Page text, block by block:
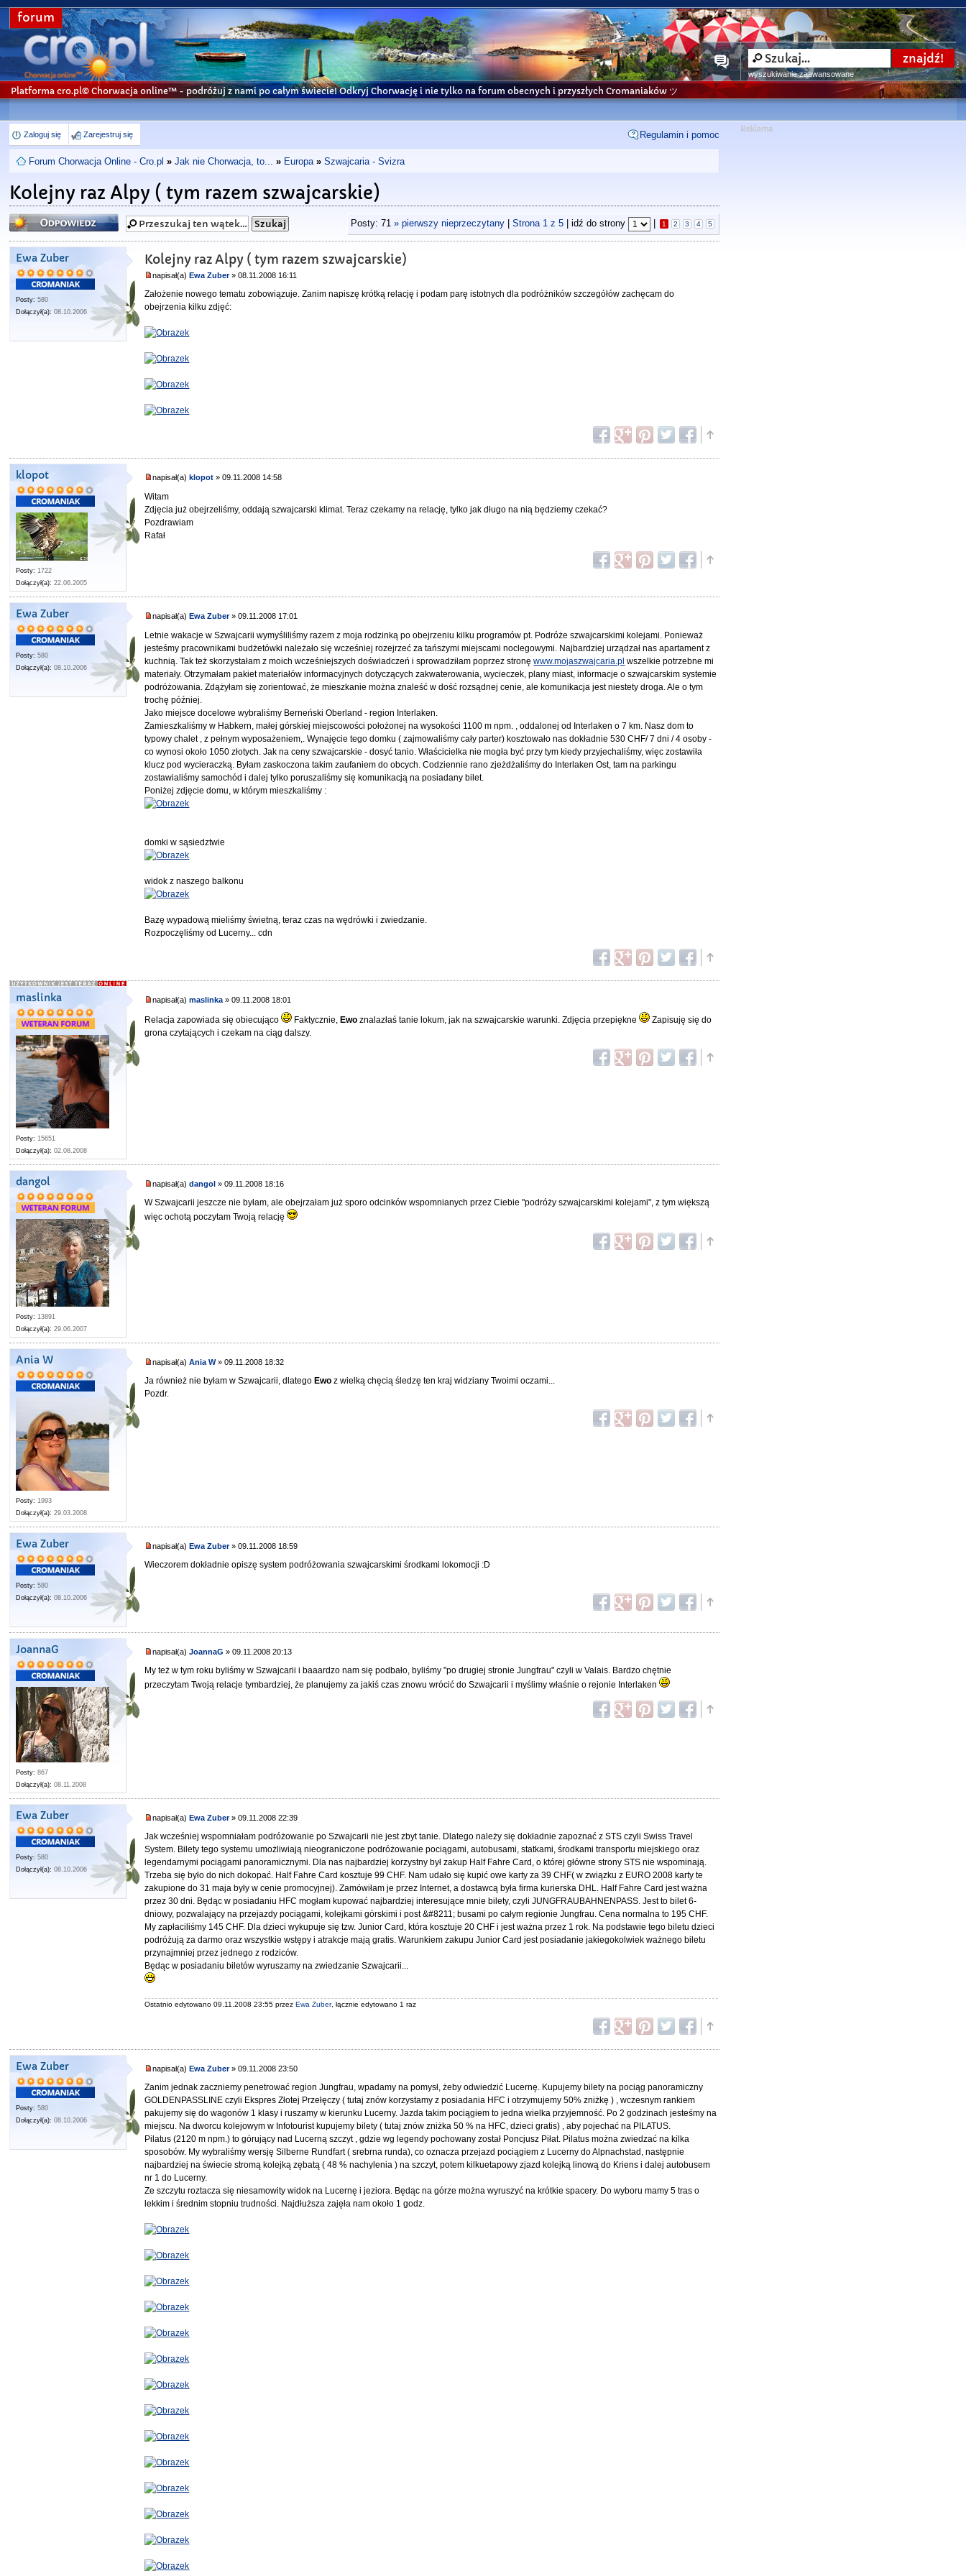
forum
wyszukiwanie zaawansowane
Platforma cro.pl© Chorwacja online™ - podróżuj z nami po całym świecie! Odkryj Chorwację i nie tylko na forum obecnych i przyszłych Cromaniaków ツ
Zaloguj się Zarejestruj się Regulamin i pomoc
Forum Chorwacja Online - Cro.pl » Jak nie Chorwacja, to... » Europa » Szwajcaria - Svizra
Kolejny raz Alpy ( tym razem szwajcarskie)
Odpowiedz Posty: 71 » pierwszy nieprzeczytany| Strona 1z 5| idź do strony 1 2 3 4 5
Ewa Zuber
Posty: 580
Dołączył(a): 08.10.2006
Kolejny raz Alpy ( tym razem szwajcarskie)
napisał(a)Ewa Zuber» 08.11.2008 16:11
Założenie nowego tematu zobowiązuje. Zanim napiszę krótką relację i podam parę istotnych dla podróżników szczegółów zachęcam do
obejrzenia kilku zdjęć:
klopot
Posty: 1722
Dołączył(a): 22.06.2005
napisał(a) klopot » 09.11.2008 14:58
Witam
Zdjęcia już obejrzeliśmy, oddają szwajcarski klimat. Teraz czekamy na relację, tylko jak długo na nią będziemy czekać?
Pozdrawiam
Rafał
Ewa Zuber
Posty: 580
Dołączył(a): 08.10.2006
napisał(a) Ewa Zuber» 09.11.2008 17:01
Letnie wakacje w Szwajcarii wymyśliliśmy razem z moja rodzinką po obejrzeniu kilku programów pt. Podróże szwajcarskimi kolejami. Ponieważ
jesteśmy pracownikami budżetówki należało się wcześniej rozejrzeć za tańszymi miejscami noclegowymi. Najbardziej urządzał nas apartament z
kuchnią. Tak też skorzystałam z moich wcześniejszych doświadczeń i sprowadziłam poprzez stronęwww.mojaszwajcaria.pl wszelkie potrzebne mi
materiały. Otrzymałam pakiet materiałów informacyjnych dotyczących zakwaterowania, wycieczek, plany miast, informacje o szwajcarskim systemie
podróżowania. Zdążyłam się zorientować, że mieszkanie można znaleść w dość rozsądnej cenie, ale komunikacja jest niestety droga. Ale o tym
trochę później.
Jako miejsce docelowe wybraliśmy Berneński Oberland - region Interlaken.
Zamieszkaliśmy w Habkern, małej górskiej miejscowości położonej na wysokości 1100 m npm. , oddalonej od Interlaken o 7 km. Nasz dom to
typowy chalet , z pełnym wyposażeniem,. Wynajęcie tego domku ( zajmowaliśmy cały parter) kosztowało nas dokładnie 530 CHF/ 7 dni / 4 osoby -
co wynosi około 1050 złotych. Jak na ceny szwajcarskie - dosyć tanio. Właścicielka nie mogła być przy tym kiedy przyjechaliśmy, więc zostawiła
klucz pod wycieraczką. Byłam zaskoczona takim zaufaniem do obcych. Codziennie rano zjeżdżaliśmy do Interlaken Ost, tam na parkingu
zostawialiśmy samochód i dalej tylko poruszaliśmy się komunikacją na posiadany bilet.
Poniżej zdjęcie domu, w którym mieszkaliśmy :
domki w sąsiedztwie
widok z naszego balkonu
Bazę wypadową mieliśmy świetną, teraz czas na wędrówki i zwiedzanie.
Rozpoczęliśmy od Lucerny... cdn
maslinka
Posty: 15651
Dołączył(a): 02.08.2008
napisał(a)maslinka » 09.11.2008 18:01
Relacja zapowiada się obiecująco Faktycznie, Ewo znalazłaś tanie lokum, jak na szwajcarskie warunki. Zdjęcia przepiękne
Zapisuję się do
grona czytających i czekam na ciąg dalszy.
dangol
Posty: 13891
Dołączył(a): 29.06.2007
napisał(a)dangol » 09.11.2008 18:16
W Szwajcarii jeszcze nie byłam, ale obejrzałam już sporo odcinków wspomnianych przez Ciebie "podróży szwajcarskimi kolejami", z tym większą
więc ochotą poczytam Twoją relację
Ania W
Posty: 1993
Dołączył(a): 29.03.2008
napisał(a)Ania W» 09.11.2008 18:32
Ja również nie byłam w Szwajcarii, dlatego Ewo z wielką chęcią śledzę ten kraj widziany Twoimi oczami...
Pozdr.
Ewa Zuber
Posty: 580
Dołączył(a): 08.10.2006
napisał(a)Ewa Zuber» 09.11.2008 18:59
Wieczorem dokładnie opiszę system podróżowania szwajcarskimi środkami lokomocji :D
JoannaG
Posty: 867
Dołączył(a): 08.11.2008
napisał(a)JoannaG » 09.11.2008 20:13
My też w tym roku byliśmy w Szwajcarii i baaardzo nam się podbało, byliśmy "po drugiej stronie Jungfrau" czyli w Valais. Bardzo chętnie
przeczytam Twoją relacje tymbardziej, że planujemy za jakiś czas znowu wrócić do Szwajcarii i myślimy właśnie o rejonie Interlaken
Ewa Zuber
Posty: 580
Dołączył(a): 08.10.2006
napisał(a)Ewa Zuber» 09.11.2008 22:39
Jak wcześniej wspomniałam podróżowanie po Szwajcarii nie jest zbyt tanie. Dlatego należy się dokładnie zapoznać z STS czyli Swiss Travel
System. Bilety tego systemu umożliwiają nieograniczone podróżowanie pociągami, autobusami, statkami, środkami transportu miejskiego oraz
legendarnymi pociągami panoramicznymi. Dla nas najbardziej korzystny był zakup Half Fahre Card, o której główne strony STS nie wspominają.
Trzeba się było do nich dokopać. Half Fahre Card kosztuje 99 CHF. Nam udało się kupić owe karty za 39 CHF( w związku z EURO 2008 karty te
zakupione do 31 maja były w cenie promocyjnej). Zamówiłam je przez Internet, a dostawcą była firma kurierska DHL. Half Fahre Card jest ważna
przez 30 dni. Będąc w posiadaniu HFC mogłam kupować najbardziej interesujące mnie bilety, czyli JUNGFRAUBAHNENPASS. Jest to bilet 6-
dniowy, pozwalający na przejazdy pociągami, kolejkami górskimi i post &#8211; busami po całym regionie Jungfrau. Cena normalna to 195 CHF.
My zapłaciliśmy 145 CHF. Dla dzieci wykupuje się tzw. Junior Card, która kosztuje 20 CHF i jest ważna przez 1 rok. Na podstawie tego biletu dzieci
podróżują za darmo oraz wszystkie wstępy i atrakcje mają gratis. Warunkiem zakupu Junior Card jest posiadanie jakiegokolwiek ważnego biletu
przynajmniej przez jednego z rodziców.
Będąc w posiadaniu biletów wyruszamy na zwiedzanie Szwajcarii...
Ostatnio edytowano 09.11.2008 23:55 przezEwa Zuber, łącznie edytowano 1 raz
Ewa Zuber
Posty: 580
Dołączył(a): 08.10.2006
napisał(a)Ewa Zuber» 09.11.2008 23:50
Zanim jednak zaczniemy penetrować region Jungfrau, wpadamy na pomysł, żeby odwiedzić Lucernę. Kupujemy bilety na pociąg panoramiczny
GOLDENPASSLINE czyli Ekspres Złotej Przełęczy ( tutaj znów korzystamy z posiadania HFC i otrzymujemy 50% zniżkę ) , wczesnym rankiem
pakujemy się do wagonów 1 klasy i ruszamy w kierunku Lucerny. Jazda takim pociągiem to jedna wielka przyjemność. Po 2 godzinach jesteśmy na
miejscu. Na dworcu kolejowym w Infotourist kupujemy bilety ( tutaj znów zniżka 50 % na HFC, dzieci gratis) , aby pojechać na PILATUS.
Pilatus (2120 m npm.) to górujący nad Lucerną szczyt , gdzie wg legendy pochowany został Poncjusz Piłat. Pilatus można zwiedzać na kilka
sposobów. My wybraliśmy wersję Silberne Rundfart ( srebrna runda), co oznacza przejazd pociągiem z Lucerny do Alpnachstad, następnie
najbardziej na świecie stromą kolejką zębatą ( 48 % nachylenia ) na szczyt, potem kilkuetapowy zjazd kolejką linową do Kriens i dalej autobusem
nr 1 do Lucerny.
Ze szczytu roztacza się niesamowity widok na Lucernę i jeziora. Będąc na górze można wyruszyć na krótkie spacery. Do wyboru mamy 5 tras o
lekkim i średnim stopniu trudności. Najdłuższa zajęła nam około 1 godz.